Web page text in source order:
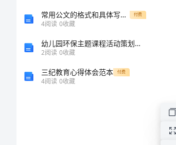
常用公文的格式和具体写法[修改版] 付费
4阅读 0收藏
幼儿园环保主题课程活动策划方案五篇
2阅读 0收藏
三纪教育心得体会范本 付费
4阅读 0收藏